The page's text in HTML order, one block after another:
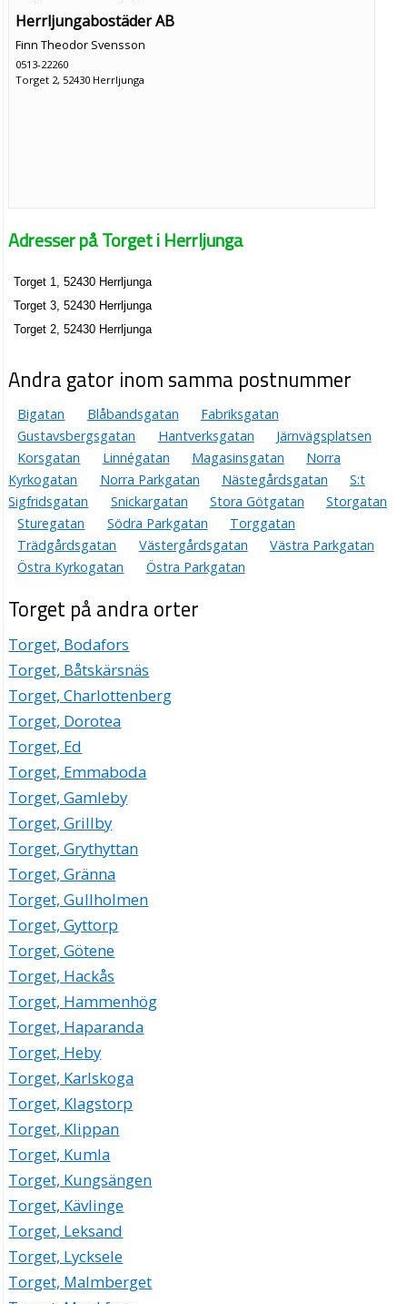
Herrljungabostäder AB
Finn Theodor Svensson
0513-22260
Torget 2, 52430 Herrljunga
Adresser på Torget i Herrljunga
Torget 1, 52430 Herrljunga
Torget 3, 52430 Herrljunga
Torget 2, 52430 Herrljunga
Andra gator inom samma postnummer
Bigatan Blåbandsgatan
Fabriksgatan
Gustavsbergsgatan
Hantverksgatan
Järnvägsplatsen
Korsgatan
Linnégatan Magasinsgatan
Norra
Kyrkogatan
Norra Parkgatan Nästegårdsgatan
S:t
Sigfridsgatan
Snickargatan Stora Götgatan
Storgatan
Sturegatan
Södra Parkgatan
Torggatan
Trädgårdsgatan
Västergårdsgatan
Västra Parkgatan
Östra Kyrkogatan
Östra Parkgatan
Torget på andra orter
Torget, Bodafors
Torget, Båtskärsnäs
Torget, Charlottenberg
Torget, Dorotea
Torget, Ed
Torget, Emmaboda
Torget, Gamleby
Torget, Grillby
Torget, Grythyttan
Torget, Gränna
Torget, Gullholmen
Torget, Gyttorp
Torget, Götene
Torget, Hackås
Torget, Hammenhög
Torget, Haparanda
Torget, Heby
Torget, Karlskoga
Torget, Klagstorp
Torget, Klippan
Torget, Kumla
Torget, Kungsängen
Torget, Kävlinge
Torget, Leksand
Torget, Lycksele
Torget, Malmberget